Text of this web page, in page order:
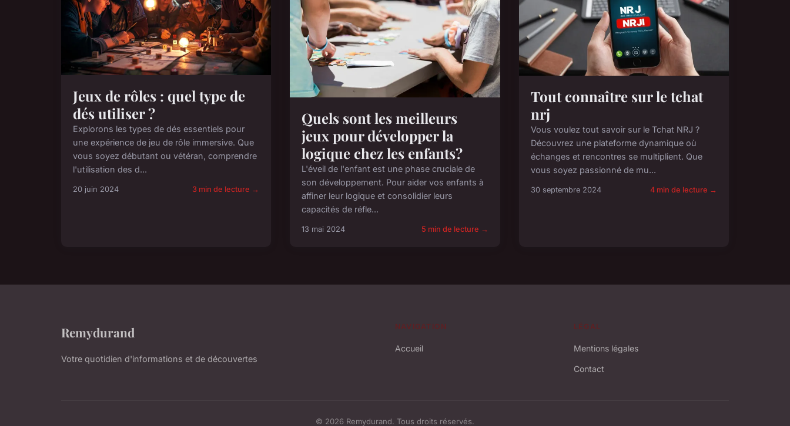
Jeux de rôles : quel type de
dés utiliser ?
Explorons les types de dés essentiels pour
une expérience de jeu de rôle immersive. Que
vous soyez débutant ou vétéran, comprendre
l'utilisation des d...
20 juin 2024 3 min de lecture →
Quels sont les meilleurs
jeux pour développer la
logique chez les enfants?
L'éveil de l'enfant est une phase cruciale de
son développement. Pour aider vos enfants à
affiner leur logique et consolidier leurs
capacités de réfle...
13 mai 2024 5 min de lecture →
Tout connaître sur le tchat
nrj
Vous voulez tout savoir sur le Tchat NRJ ?
Découvrez une plateforme dynamique où
échanges et rencontres se multiplient. Que
vous soyez passionné de mu...
30 septembre 2024 4 min de lecture →
Remydurand
Votre quotidien d'informations et de découvertes
NAVIGATION
Accueil
LÉGAL
Mentions légales
Contact
© 2026 Remydurand. Tous droits réservés.